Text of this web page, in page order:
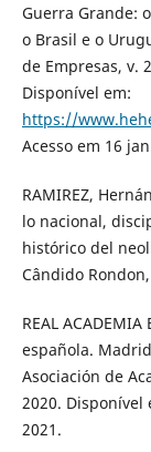
Guerra Grande:
o Brasil e o
de Empresas, v.
Disponível em:
https://
Acesso em 16
RAMIREZ,
lo nacional,
histórico del
Cândido
REAL
española.
Asociación de
2020. Disponível
2021.